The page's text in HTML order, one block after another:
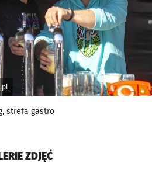
strefa gastro
ZDJĘĆ